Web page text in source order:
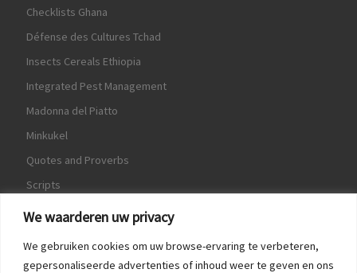
We waarderen uw privacy
We gebruiken cookies om uw browse-ervaring te verbeteren,
gepersonaliseerde advertenties of inhoud weer te geven en ons
Checklists Ghana
Défense des Cultures Tchad
Insects Cereals Ethiopia
Integrated Pest Management
Madonna del Piatto
Minkukel
Quotes and Proverbs
Scripts
World Crops Database